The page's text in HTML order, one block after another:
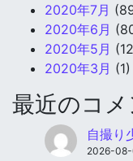
2020年7月
2020年6月
2020年5月
2020年3月 (1)
最近のコメ
自撮り
2026-